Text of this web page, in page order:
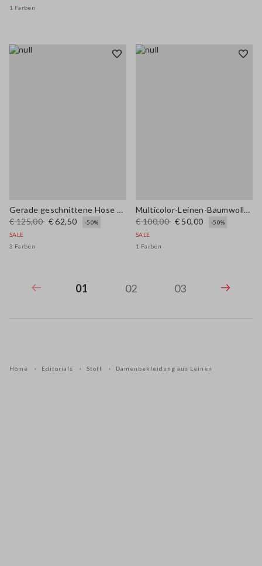
1 Farben
Gerade geschnittene Hose aus lila Baumwoll-Leinen-Mischung mit regulärer Passform
€ 125,00 € 62,50
-50%
SALE
3 Farben
Multicolor-Leinen-Baumwoll-Mischung Hemd mit regulärer Passform
€ 100,00 € 50,00
-50%
SALE
1 Farben
01 02 03
Home Editorials Stoff Damenbekleidung aus Leinen